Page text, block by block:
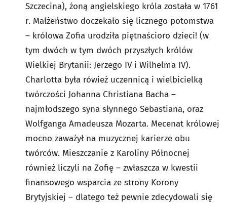
Szczecina), żoną angielskiego króla została w 1761
r. Małżeństwo doczekało się licznego potomstwa
– królowa Zofia urodziła piętnaścioro dzieci! (w
tym dwóch w tym dwóch przyszłych królów
Wielkiej Brytanii: Jerzego IV i Wilhelma IV).
Charlotta była rówież uczennicą i wielbicielką
twórczości Johanna Christiana Bacha –
najmłodszego syna słynnego Sebastiana, oraz
Wolfganga Amadeusza Mozarta. Mecenat królowej
mocno zaważył na muzycznej karierze obu
twórców. Mieszczanie z Karoliny Północnej
również liczyli na Zofię – zwłaszcza w kwestii
finansowego wsparcia ze strony Korony
Brytyjskiej – dlatego też pewnie zdecydowali się